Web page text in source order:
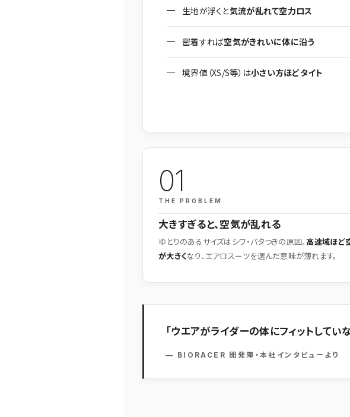
生地が浮くと気流が乱れて空力ロス
密着すれば空気がきれいに体に沿う
境界値（XS/S等）は小さい方ほどタイト
01
THE PROBLEM
大きすぎると、空気が乱れる
ゆとりのあるサイズはシワ・バタつきの原因。高速域ほど
が大きくなり、エアロスーツを選んだ意味が薄れます。
「ウエアがライダーの体にフィットしてい
— BIORACER 開発陣・本社インタビューより